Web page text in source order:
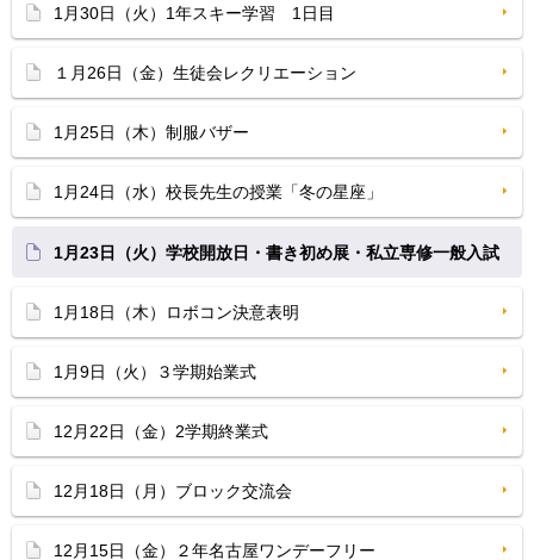
1月30日（火）1年スキー学習 1日目
１月26日（金）生徒会レクリエーション
1月25日（木）制服バザー
1月24日（水）校長先生の授業「冬の星座」
1月23日（火）学校開放日・書き初め展・私立専修一般入試
1月18日（木）ロボコン決意表明
1月9日（火）３学期始業式
12月22日（金）2学期終業式
12月18日（月）ブロック交流会
12月15日（金）２年名古屋ワンデーフリー